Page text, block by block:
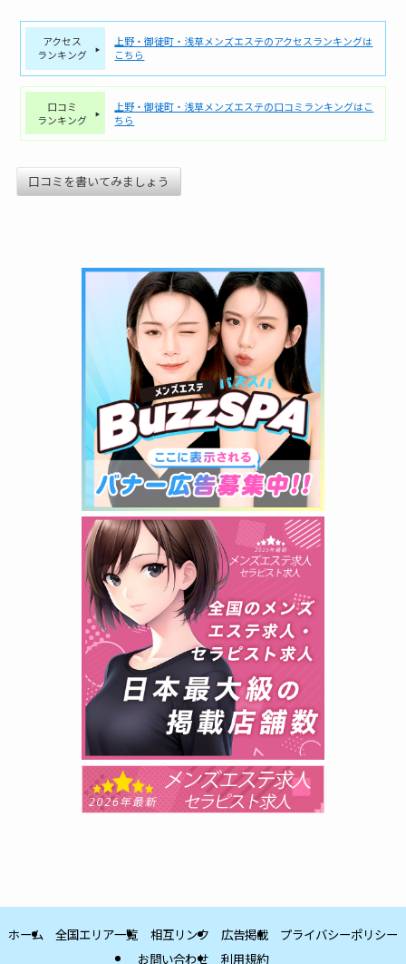
アクセス
ランキング
上野・御徒町・浅草メンズエステのアクセスランキングは
こちら
口コミ
ランキング
上野・御徒町・浅草メンズエステの口コミランキングはこ
ちら
口コミを書いてみましょう
ホーム 全国エリア一覧 相互リンク 広告掲載
プライバシーポリシー
お問い合わせ
利用規約